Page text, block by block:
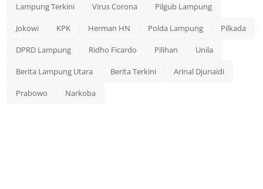
Lampung Terkini Virus Corona Pilgub Lampung
Jokowi KPK Herman HN Polda Lampung Pilkada
DPRD Lampung Ridho Ficardo Pilihan Unila
Berita Lampung Utara Berita Terkini Arinal Djunaidi
Prabowo Narkoba